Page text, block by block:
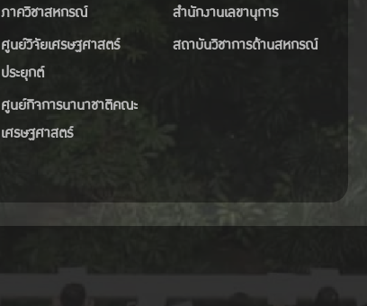
ภาควิชาสหกรณ์
สำนักงานเลขานุการ
ศูนย์วิจัยเศรษฐศาสตร์
ประยุกต์
สถาบันวิชาการด้านสหกรณ์
ศูนย์กิจการนานาชาติคณะ
เศรษฐศาสตร์